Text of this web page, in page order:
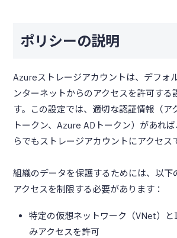
ポリシーの説明
Azureストレージアカウントは、デフォ
ンターネットからのアクセスを許可する
す。この設定では、適切な認証情報（ア
トークン、Azure ADトークン）があれ
らでもストレージアカウントにアクセス
組織のデータを保護するためには、以下
アクセスを制限する必要があります：
特定の仮想ネットワーク（VNet）
みアクセスを許可